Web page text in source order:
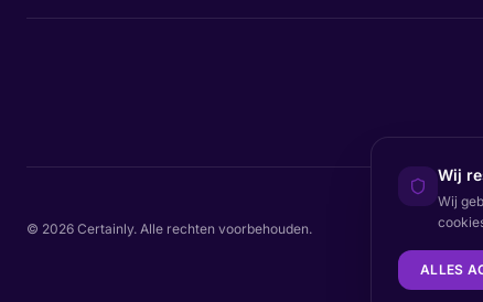
© 2026 Certainly. Alle rechten voorbehouden.
Wij
Wij
ALLES